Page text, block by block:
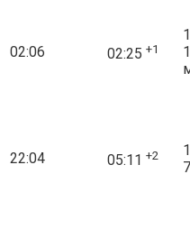
02:06 02:25 +1
22:04 05:11 +2